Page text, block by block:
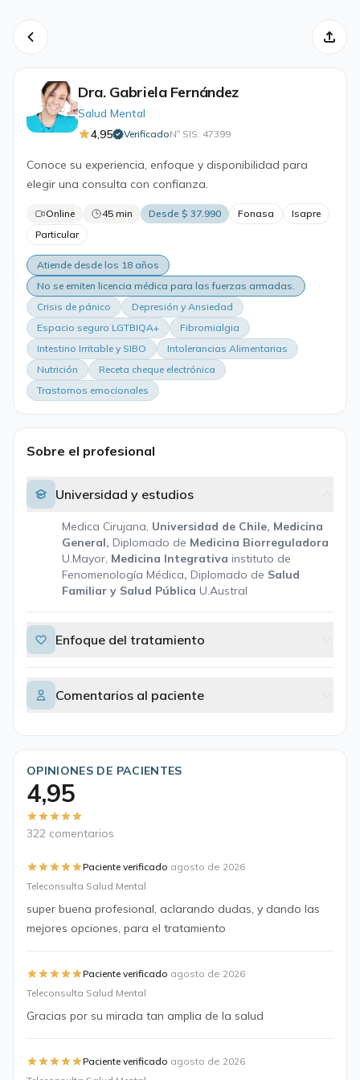
Dra. Gabriela Fernández
Salud Mental
4,95
VerificadoNº SIS: 47399·
Conoce su experiencia, enfoque y disponibilidad para
elegir una consulta con confianza.
Online 45 min Desde $ 37.990 Fonasa
Isapre
Particular
Atiende desde los 18 años
No se emiten licencia médica para las fuerzas armadas.
Crisis de pánico
Depresión y Ansiedad
Espacio seguro LGTBIQA+
Fibromialgia
Intestino Irritable y SIBO
Intolerancias Alimentarias
Nutrición
Receta cheque electrónica
Trastornos emocionales
Sobre el profesional
Universidad y estudios
Medica Cirujana, Universidad de Chile, Medicina
General, Diplomado de Medicina Biorreguladora
U.Mayor, Medicina Integrativa instituto de
Fenomenología Médica, Diplomado de Salud
Familiar y Salud Pública U.Austral
Enfoque del tratamiento
Comentarios al paciente
OPINIONES DE PACIENTES
4,95
322 comentarios
Paciente verificado·agosto de 2026
Teleconsulta Salud Mental
super buena profesional, aclarando dudas, y dando las
mejores opciones, para el tratamiento
Paciente verificado·agosto de 2026
Teleconsulta Salud Mental
Gracias por su mirada tan amplia de la salud
Paciente verificado·agosto de 2026